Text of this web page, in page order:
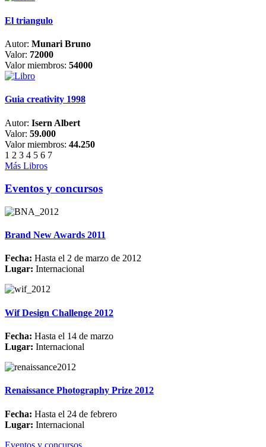
El triangulo
Autor: Munari Bruno
Valor: 72000
Valor miembros: 54000
Guia creativity 1998
Autor: Isern Albert
Valor: 59.000
Valor miembros: 44.250
1 2 3 4 5 6 7
Más Libros
Eventos y concursos
Brand New Awards 2011
Fecha: Hasta el 2 de marzo de 2012
Lugar: Internacional
Wif Design Challenge 2012
Fecha: Hasta el 14 de marzo
Lugar: Internacional
Renaissance Photography Prize 2012
Fecha: Hasta el 24 de febrero
Lugar: Internacional
Eventos y concursos